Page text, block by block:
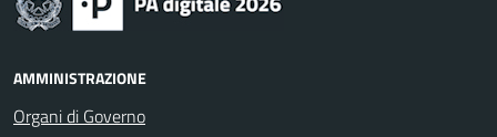
AMMINISTRAZIONE
Organi di Governo